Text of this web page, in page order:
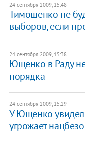
24 сентября 2009, 15:48
Тимошенко не
выборов, если
24 сентября 2009, 15:38
Ющенко в Раду
порядка
24 сентября 2009, 15:29
У Ющенко
угрожает